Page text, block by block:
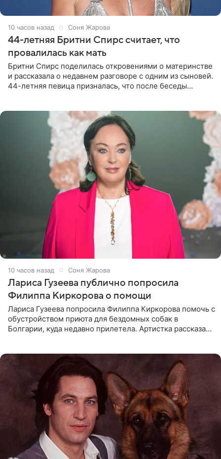
10 часов назад Соня Жарова
44-летняя Бритни Спирс считает, что
провалилась как мать
Бритни Спирс поделилась откровениями о материнстве
и рассказала о недавнем разговоре с одним из сыновей.
44-летняя певица призналась, что после беседы
10 часов назад Соня Жарова
Лариса Гузеева публично попросила
Филиппа Киркорова о помощи
Лариса Гузеева попросила Филиппа Киркорова помочь с
обустройством приюта для бездомных собак в
Болгарии, куда недавно прилетела. Артистка рассказала